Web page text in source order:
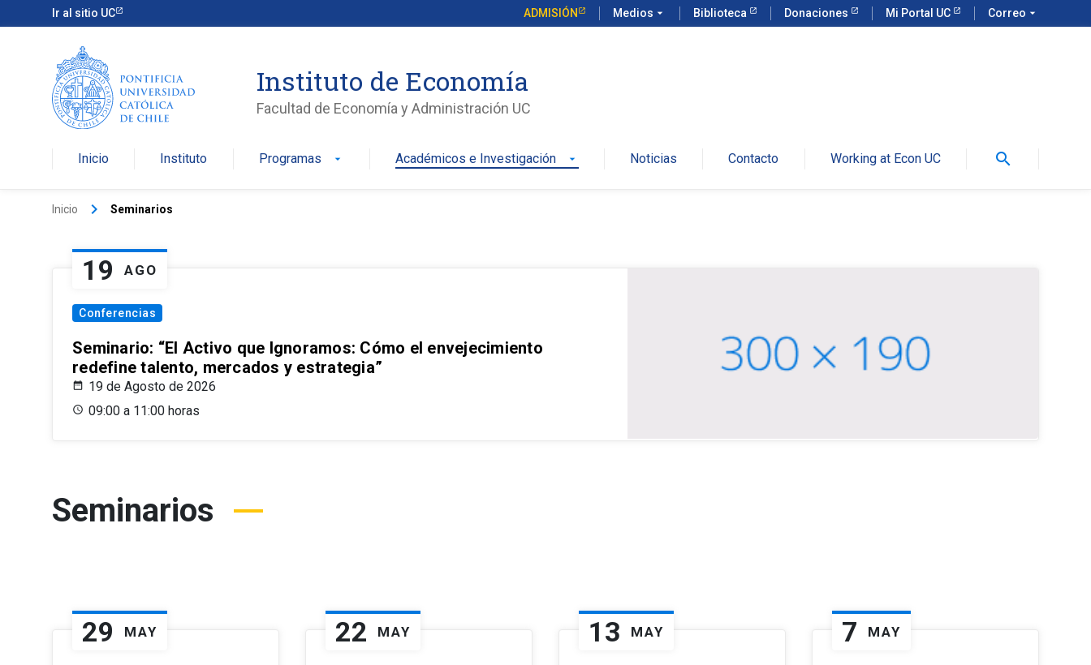
Ir al sitio UC ADMISIÓN Medios arrow_drop_down Biblioteca Donaciones Mi Portal UC Correo arrow_drop_down
Instituto de Economía
Facultad de Economía y Administración UC
Inicio Instituto Programas arrow_drop_down Académicos e Investigación arrow_drop_down Noticias Contacto Working at Econ UC search
Inicio keyboard_arrow_right Seminarios
19 AGO
Conferencias
Seminario: “El Activo que Ignoramos: Cómo el envejecimiento
redefine talento, mercados y estrategia”
19 de Agosto de 2026
09:00 a 11:00 horas
Seminarios
29 MAY 22 MAY 13 MAY 7 MAY